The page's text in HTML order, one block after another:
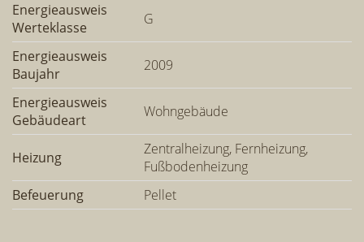
Energieausweis
Werteklasse
G
Energieausweis
Baujahr
2009
Energieausweis
Gebäudeart
Wohngebäude
Heizung
Zentralheizung, Fernheizung,
Fußbodenheizung
Befeuerung
Pellet